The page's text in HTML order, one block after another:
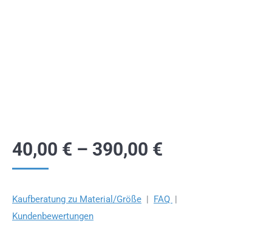
40,00 € – 390,00 €
Kaufberatung zu Material/Größe | FAQ |
Kundenbewertungen